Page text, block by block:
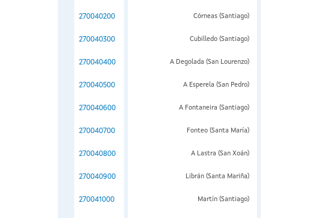
270040200 Córneas (Santiago)
270040300 Cubilledo (Santiago)
270040400 A Degolada (San Lourenzo)
270040500 A Esperela (San Pedro)
270040600 A Fontaneira (Santiago)
270040700 Fonteo (Santa María)
270040800 A Lastra (San Xoán)
270040900 Librán (Santa Mariña)
270041000 Martín (Santiago)